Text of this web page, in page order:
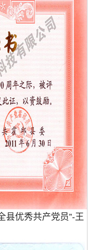
县优秀共产党员”-王